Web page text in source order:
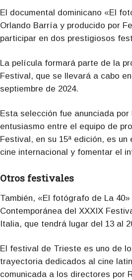
El documental dominicano «El
Orlando Barría y producido por
participar en dos prestigiosos
La película formará parte de la
Festival, que se llevará a cabo
septiembre de 2024.
Esta selección fue anunciada
entusiasmo entre el equipo de
Festival, en su 15ª edición, es
cine internacional y fomentar el
Otros festivales
También, «El fotógrafo de La
Contemporánea del XXXIX
Italia, que tendrá lugar del 13 al
El festival de Trieste es uno de
trayectoria dedicados al cine
comunicada a los directores por